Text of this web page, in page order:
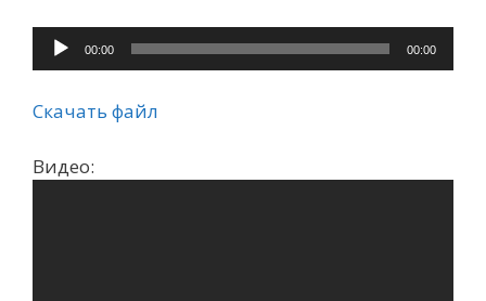
Аудиоплеер
00:00 00:00
Скачать файл
Видео: